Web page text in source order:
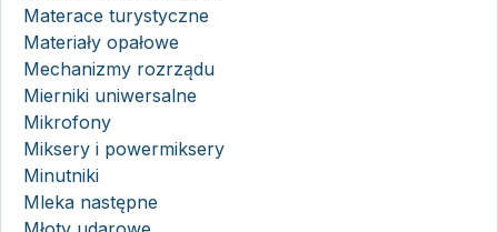
Materace turystyczne
Materiały opałowe
Mechanizmy rozrządu
Mierniki uniwersalne
Mikrofony
Miksery i powermiksery
Minutniki
Mleka następne